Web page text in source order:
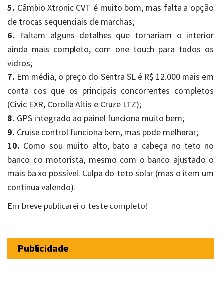
5. Câmbio Xtronic CVT é muito bom, mas falta a opção
de trocas sequenciais de marchas;
6. Faltam alguns detalhes que tornariam o interior
ainda mais completo, com one touch para todos os
vidros;
7. Em média, o preço do Sentra SL é R$ 12.000 mais em
conta dos que os principais concorrentes completos
(Civic EXR, Corolla Altis e Cruze LTZ);
8. GPS integrado ao painel funciona muito bem;
9. Cruise control funciona bem, mas pode melhorar;
10. Como sou muito alto, bato a cabeça no teto no
banco do motorista, mesmo com o banco ajustado o
mais baixo possível. Culpa do teto solar (mas o item um
continua valendo).
Em breve publicarei o teste completo!
Publicidade